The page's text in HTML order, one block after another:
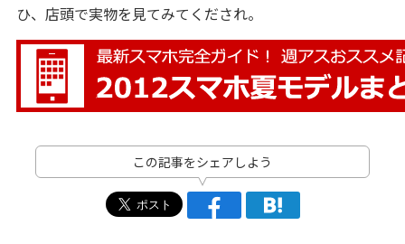
ひ、店頭で実物を見てみてくだされ。
この記事をシェアしよう